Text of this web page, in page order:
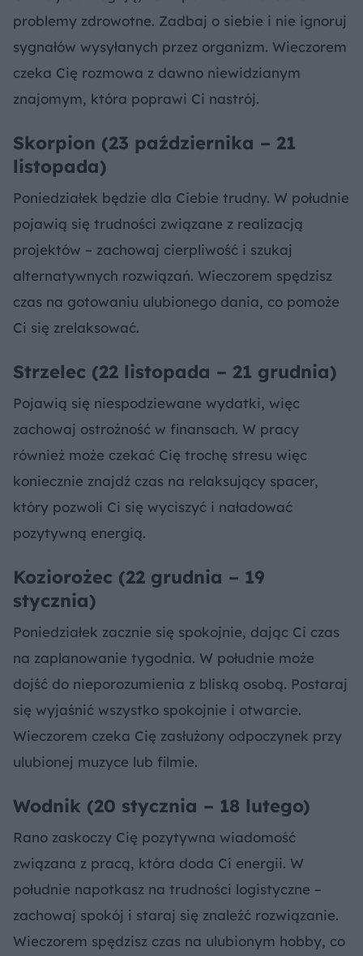
problemy zdrowotne. Zadbaj o siebie i nie ignoruj
sygnałów wysyłanych przez organizm. Wieczorem
czeka Cię rozmowa z dawno niewidzianym
znajomym, która poprawi Ci nastrój.
Skorpion (23 października – 21
listopada)
Poniedziałek będzie dla Ciebie trudny. W południe
pojawią się trudności związane z realizacją
projektów – zachowaj cierpliwość i szukaj
alternatywnych rozwiązań. Wieczorem spędzisz
czas na gotowaniu ulubionego dania, co pomoże
Ci się zrelaksować.
Strzelec (22 listopada – 21 grudnia)
Pojawią się niespodziewane wydatki, więc
zachowaj ostrożność w finansach. W pracy
również może czekać Cię trochę stresu więc
koniecznie znajdź czas na relaksujący spacer,
który pozwoli Ci się wyciszyć i naładować
pozytywną energią.
Koziorożec (22 grudnia – 19
stycznia)
Poniedziałek zacznie się spokojnie, dając Ci czas
na zaplanowanie tygodnia. W południe może
dojść do nieporozumienia z bliską osobą. Postaraj
się wyjaśnić wszystko spokojnie i otwarcie.
Wieczorem czeka Cię zasłużony odpoczynek przy
ulubionej muzyce lub filmie.
Wodnik (20 stycznia – 18 lutego)
Rano zaskoczy Cię pozytywna wiadomość
związana z pracą, która doda Ci energii. W
południe napotkasz na trudności logistyczne –
zachowaj spokój i staraj się znaleźć rozwiązanie.
Wieczorem spędzisz czas na ulubionym hobby, co